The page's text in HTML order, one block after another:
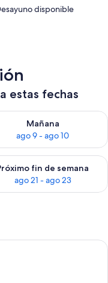
disponible
estas fechas
8 - ago 9
Mañana
ago 9 - ago 10
la disponibilidad
de semana ago 14 -
fin de semana
ago 21 - ago 23
la disponibilidad
con decoración de